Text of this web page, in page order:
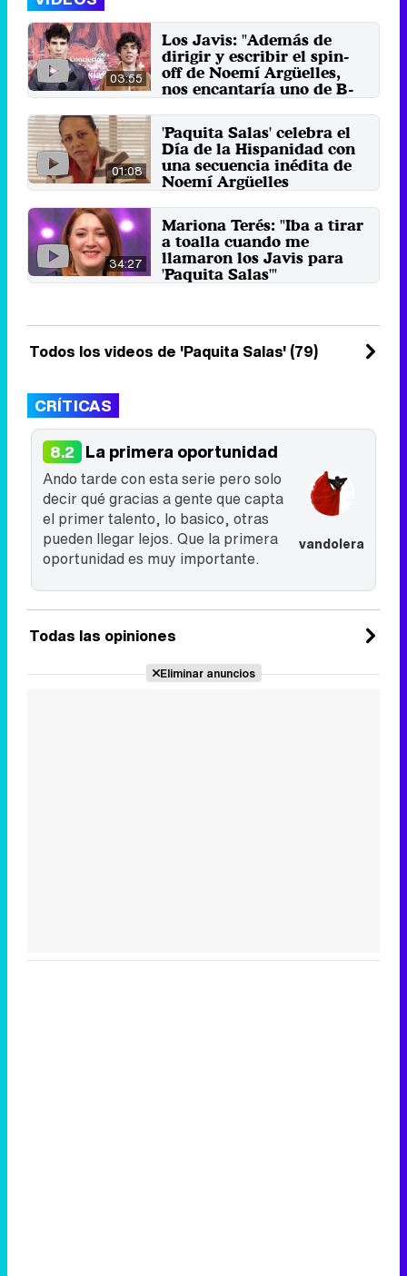
03:55
Los Javis: "Además de
dirigir y escribir el spin-
off de Noemí Argüelles,
nos encantaría uno de B-
Los creadores y directores de
'Paquita Salas' adelantan detalles
sobre los próximos ...
22 de enero 2024
01:08
'Paquita Salas' celebra el
Día de la Hispanidad con
una secuencia inédita de
Noemí Argüelles
entorno de la Casa Real en ...
12 de octubre 2021
34:27
Mariona Terés: "Iba a tirar
a toalla cuando me
llamaron los Javis para
'Paquita Salas'"
Todos los videos de 'Paquita Salas' (79)
CRÍTICAS
8.2 La primera oportunidad
vandolera
Ando tarde con esta serie pero solo
decir qué gracias a gente que capta
el primer talento, lo basico, otras
pueden llegar lejos. Que la primera
oportunidad es muy importante.
Todas las opiniones
Eliminar anuncios